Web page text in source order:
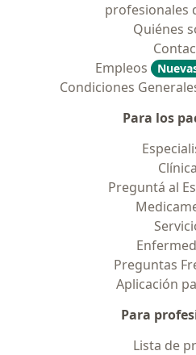
profesionales
Quiénes
Empleos
Condiciones
Para los
Preguntá al
Preguntas
Aplicación
Para
Lista de